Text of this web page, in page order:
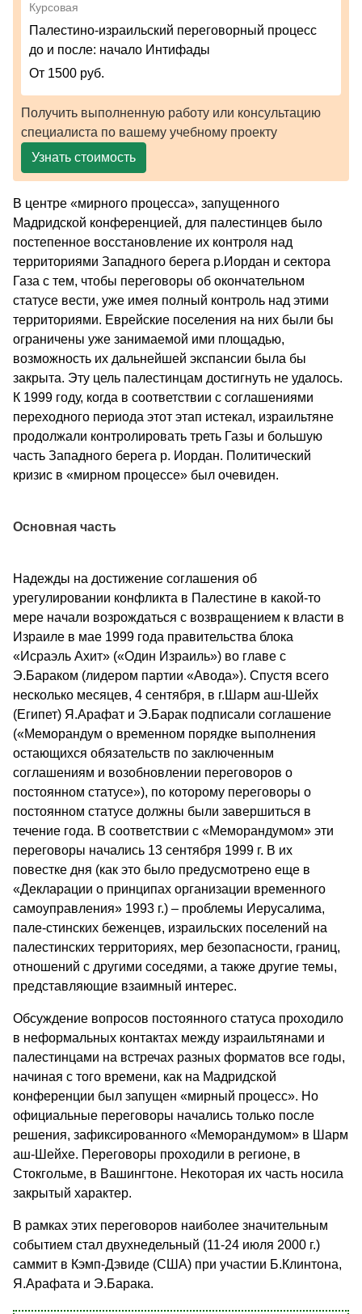
Курсовая
Палестино-израильский переговорный процесс
до и после: начало Интифады
От 1500 руб.
Получить выполненную работу или консультацию
специалиста по вашему учебному проекту
Узнать стоимость
В центре «мирного процесса», запущенного
Мадридской конференцией, для палестинцев было
постепенное восстановление их контроля над
территориями Западного берега р.Иордан и сектора
Газа с тем, чтобы переговоры об окончательном
статусе вести, уже имея полный контроль над этими
территориями. Еврейские поселения на них были бы
ограничены уже занимаемой ими площадью,
возможность их дальнейшей экспансии была бы
закрыта. Эту цель палестинцам достигнуть не удалось.
К 1999 году, когда в соответствии с соглашениями
переходного периода этот этап истекал, израильтяне
продолжали контролировать треть Газы и большую
часть Западного берега р. Иордан. Политический
кризис в «мирном процессе» был очевиден.
Основная часть
Надежды на достижение соглашения об
урегулировании конфликта в Палестине в какой-то
мере начали возрождаться с возвращением к власти в
Израиле в мае 1999 года правительства блока
«Исраэль Ахит» («Один Израиль») во главе с
Э.Бараком (лидером партии «Авода»). Спустя всего
несколько месяцев, 4 сентября, в г.Шарм аш-Шейх
(Египет) Я.Арафат и Э.Барак подписали соглашение
(«Меморандум о временном порядке выполнения
остающихся обязательств по заключенным
соглашениям и возобновлении переговоров о
постоянном статусе»), по которому переговоры о
постоянном статусе должны были завершиться в
течение года. В соответствии с «Меморандумом» эти
переговоры начались 13 сентября 1999 г. В их
повестке дня (как это было предусмотрено еще в
«Декларации о принципах организации временного
самоуправления» 1993 г.) – проблемы Иерусалима,
пале-стинских беженцев, израильских поселений на
палестинских территориях, мер безопасности, границ,
отношений с другими соседями, а также другие темы,
представляющие взаимный интерес.
Обсуждение вопросов постоянного статуса проходило
в неформальных контактах между израильтянами и
палестинцами на встречах разных форматов все годы,
начиная с того времени, как на Мадридской
конференции был запущен «мирный процесс». Но
официальные переговоры начались только после
решения, зафиксированного «Меморандумом» в Шарм
аш-Шейхе. Переговоры проходили в регионе, в
Стокгольме, в Вашингтоне. Некоторая их часть носила
закрытый характер.
В рамках этих переговоров наиболее значительным
событием стал двухнедельный (11-24 июля 2000 г.)
саммит в Кэмп-Дэвиде (США) при участии Б.Клинтона,
Я.Арафата и Э.Барака.